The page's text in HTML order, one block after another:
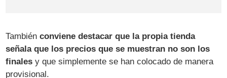
Tambiénconviene destacar que la propia tienda
señala que los precios que se muestran no son los
finales y que simplemente se han colocado de manera
provisional.